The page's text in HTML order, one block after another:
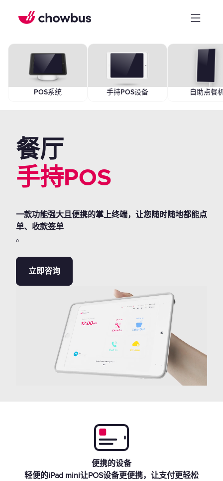
POS系统 手持POS设备 自助点餐
餐厅
手持POS
一款功能强大且便携的掌上终端，让您随时随地都能点
单、收款签单
。
立即咨询
便携的设备
轻便的iPad mini让POS设备更便携，让支付更轻松